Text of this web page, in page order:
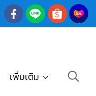
เพิ่มเติม